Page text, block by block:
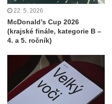
22. 5. 2026
McDonald’s Cup 2026
(krajské finále, kategorie B –
4. a 5. ročník)